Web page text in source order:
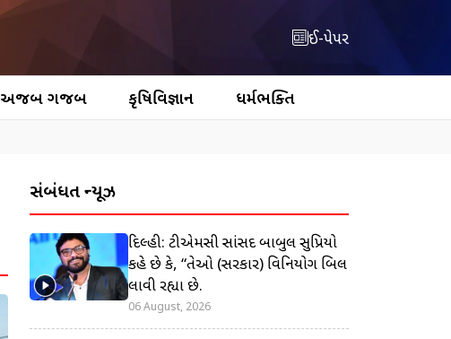
ઈ-પેપર
અજબ ગજબ કૃષિવિજ્ઞાન ધર્મભક્તિ
સંબંધિત ન્યૂઝ
દિલ્હી: ટીએમસી સાંસદ બાબુલ સુપ્રિયો
કહે છે કે, “તેઓ (સરકાર) વિનિયોગ બિલ
લાવી રહ્યા છે.
06 August, 2026